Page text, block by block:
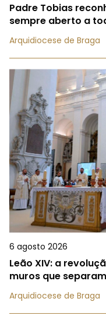
Padre Tobias
sempre aberto a
Arquidiocese de Braga
6 agosto 2026
Leão XIV: a
muros que
Arquidiocese de Braga